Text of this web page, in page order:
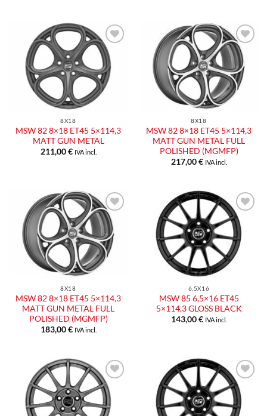
Aggiungi
alla lista
dei
desideri
8X18
MSW 82 8×18 ET45 5×114,3
MATT GUN METAL
211,00€ IVA incl.
Aggiungi
alla lista
dei
desideri
8X18
MSW 82 8×18 ET45 5×114,3
MATT GUN METAL FULL
POLISHED (MGMFP)
217,00€ IVA incl.
8X18
MSW 82 8×18 ET45 5×114,3
MATT GUN METAL FULL
POLISHED (MGMFP)
183,00€ IVA incl.
6,5X16
MSW 85 6,5×16 ET45
5×114,3 GLOSS BLACK
143,00€ IVA incl.